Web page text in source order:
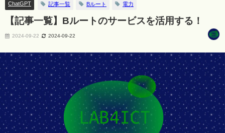
ChatGPT 記事一覧 Bルート 電力
【記事一覧】Bルートのサービスを活用する！
2024-09-22 2024-09-22